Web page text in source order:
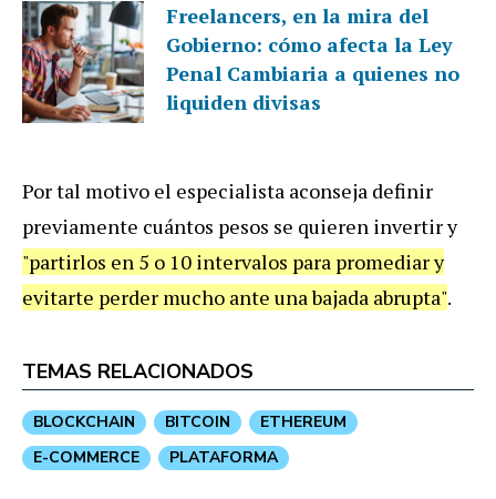
Freelancers, en la mira del
Gobierno: cómo afecta la Ley
Penal Cambiaria a quienes no
liquiden divisas
Por tal motivo el especialista aconseja definir
previamente cuántos pesos se quieren invertir y
"partirlos en 5 o 10 intervalos para promediar y
evitarte perder mucho ante una bajada abrupta".
TEMAS RELACIONADOS
BLOCKCHAIN BITCOIN
ETHEREUM
E-COMMERCE
PLATAFORMA